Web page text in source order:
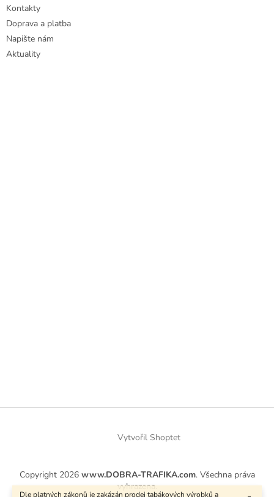
Dle platných zákonů je zakázán prodej tabákových výrobků a
Kontakty
Doprava a platba
Napište nám
Aktuality
Vytvořil Shoptet
Copyright 2026 www.DOBRA-TRAFIKA.com. Všechna práva
vyhrazena.